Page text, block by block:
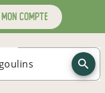
mon compte